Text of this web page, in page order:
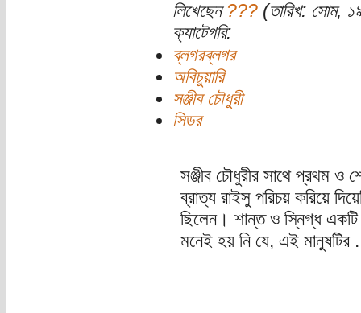
লিখেছেন ???(তারিখ: সোম,
ক্যাটেগরি:
ব্লগরব্লগর
অবিচুয়ারি
সঞ্জীব চৌধুরী
সিডর
সঞ্জীব চৌধুরীর সাথে প্রথম ও
ব্রাত্য রাইসু পরিচয় করিয়ে
ছিলেন। শান্ত ও স্নিগ্ধ
মনেই হয় নি যে, এই মানুষটির